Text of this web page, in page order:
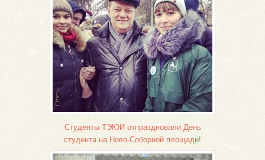
Студенты ТЭЮИ отпраздновали День
студента на Ново-Соборной площади!